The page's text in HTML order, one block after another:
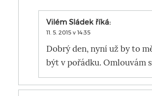
Vilém Sládek říká:
11. 5. 2015 v 14:35
Dobrý den, nyní už by to
být v pořádku. Omlouvám